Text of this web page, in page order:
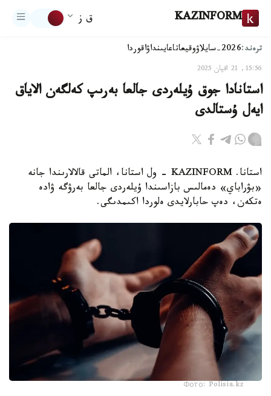
KAZINFORM ق ز
ترەند:2026-سايلاۋ وقيعاتاعايىنداۋاقوردا
15:56, 21 اقپان 2025
استانادا جوق ۇيلەردى جالعا بەرىپ كەلگەن الاياق
ايەل ۇستالدى
استانا. KAZINFORM - ول استانا، الماتى قالالارىندا جانە
«بۋراباي» دەمالىس بازاسىندا ۇيلەردى جالعا بەرۋگە ۋادە
ەتكەن، دەپ حابارلايدى ەلوردا اكىمدىگى.
Фото: Polisia.kz